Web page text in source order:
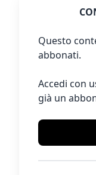
Questo
abbonati.
Accedi con
già un